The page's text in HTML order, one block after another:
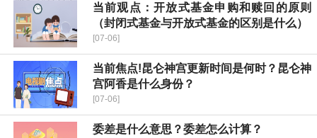
当前观点：开放式基金申购和赎回的原则
（封闭式基金与开放式基金的区别是什么）
[07-06]
当前焦点!昆仑神宫更新时间是何时？昆仑神
宫阿香是什么身份？
[07-06]
委差是什么意思？委差怎么计算？